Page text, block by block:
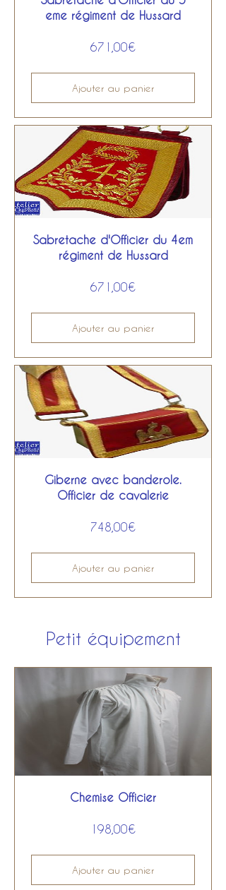
eme régiment de Hussard
671,00€Prix
Ajouter au panier
Sabretache d'Officier du 4em
régiment de Hussard
671,00€Prix
Ajouter au panier
Giberne avec banderole.
Officier de cavalerie
748,00€Prix
Ajouter au panier
Petit équipement
Chemise Officier
198,00€Prix
Ajouter au panier